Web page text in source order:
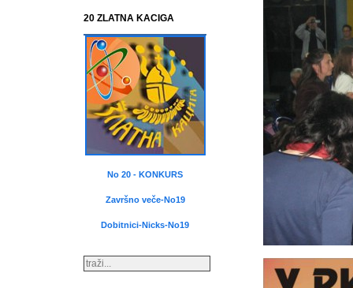
20 ZLATNA KACIGA
No 20 - KONKURS
Završno veče-No19
Dobitnici-Nicks-No19